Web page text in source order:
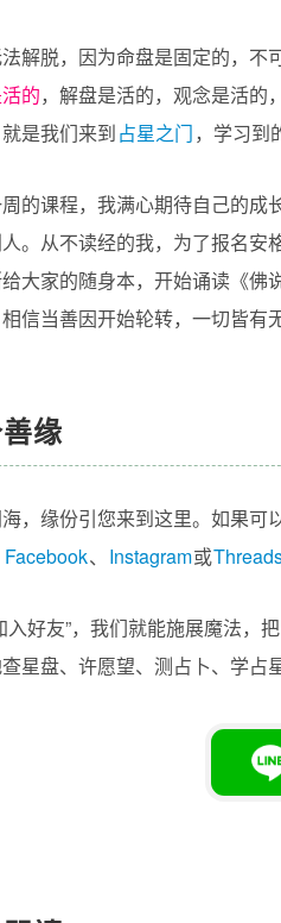
解脱，因为命盘是固定的，不
的，解盘是活的，观念是活的
是我们来到占星之门，学习到
的课程，我满心期待自己的成
。从不读经的我，为了报名安
大家的随身本，开始诵读《佛
信当善因开始轮转，一切皆有
缘
，缘份引您来到这里。如果可
Facebook、 Instagram或
入好友”，我们就能施展魔法，
星盘、许愿望、测占卜、学占